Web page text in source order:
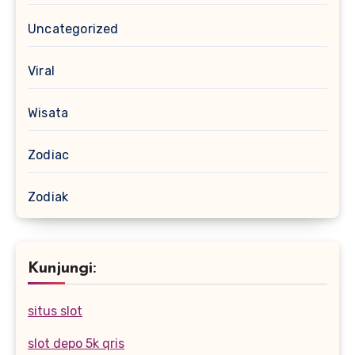
Uncategorized
Viral
Wisata
Zodiac
Zodiak
Kunjungi:
situs slot
slot depo 5k qris